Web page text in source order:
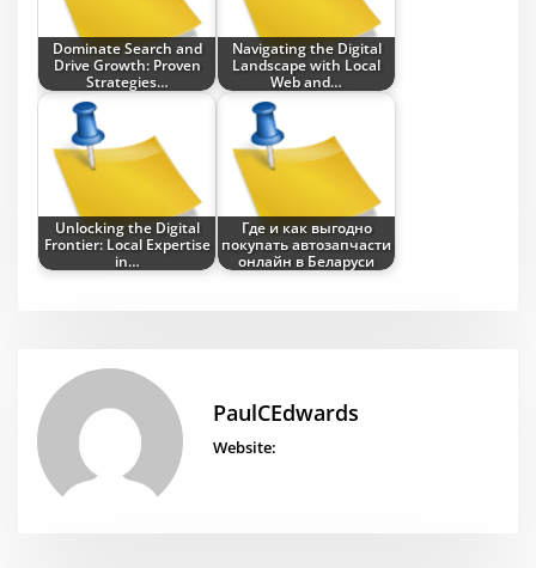
Dominate Search and
Drive Growth: Proven
Strategies…
Navigating the Digital
Landscape with Local
Web and…
Unlocking the Digital
Frontier: Local Expertise
in…
Где и как выгодно
покупать автозапчасти
онлайн в Беларуси
PaulCEdwards
Website: